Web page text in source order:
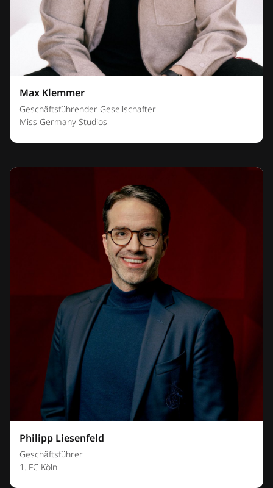
Max Klemmer
Geschäftsführender Gesellschafter
Miss Germany Studios
Philipp Liesenfeld
Geschäftsführer
1. FC Köln